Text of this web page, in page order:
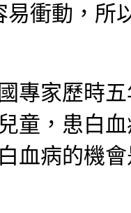
衝動，所
家歷時五
童，患白
血病的機